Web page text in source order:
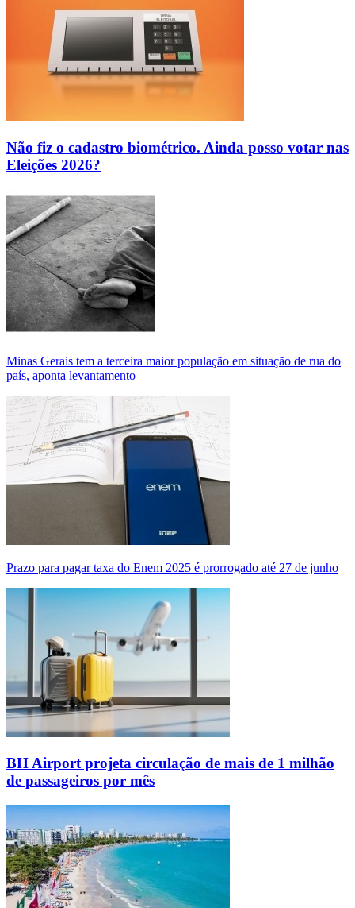
Não fiz o cadastro biométrico. Ainda posso votar nas
Eleições 2026?
Minas Gerais tem a terceira maior população em situação de rua do
país, aponta levantamento
Prazo para pagar taxa do Enem 2025 é prorrogado até 27 de junho
BH Airport projeta circulação de mais de 1 milhão
de passageiros por mês